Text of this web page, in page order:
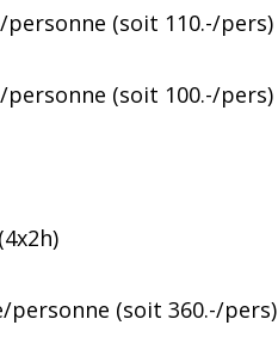
(soit 110.-/pers)
(soit 100.-/pers)
(soit 360.-/pers)